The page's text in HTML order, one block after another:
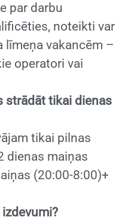
par darbu
noteikti var
līmeņa vakancēm –
operatori vai
strādāt tikai dienas
tikai pilnas
dienas maiņas
(20:00-8:00)+